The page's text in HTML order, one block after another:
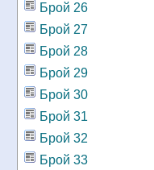
Брой 26
Брой 27
Брой 28
Брой 29
Брой 30
Брой 31
Брой 32
Брой 33